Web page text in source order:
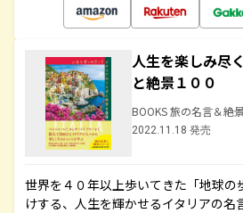
人生を楽しみ尽
と絶景１００
BOOKS 旅の名言＆絶景
2022.11.18 発売
世界を４０年以上歩いてきた「地球の
けする、人生を輝かせるイタリアの名